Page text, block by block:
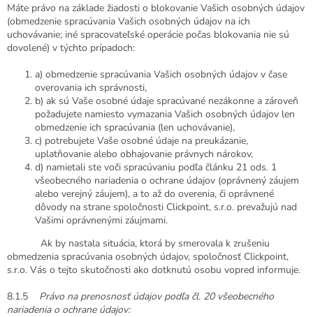
Máte právo na základe žiadosti o blokovanie Vašich osobných údajov
(obmedzenie spracúvania Vašich osobných údajov na ich
uchovávanie; iné spracovateľské operácie počas blokovania nie sú
dovolené) v týchto prípadoch:
a) obmedzenie spracúvania Vašich osobných údajov v čase
overovania ich správnosti,
b) ak sú Vaše osobné údaje spracúvané nezákonne a zároveň
požadujete namiesto vymazania Vašich osobných údajov len
obmedzenie ich spracúvania (len uchovávanie),
c) potrebujete Vaše osobné údaje na preukázanie,
uplatňovanie alebo obhajovanie právnych nárokov,
d) namietali ste voči spracúvaniu podľa článku 21 ods. 1
všeobecného nariadenia o ochrane údajov (oprávnený záujem
alebo verejný záujem), a to až do overenia, či oprávnené
dôvody na strane spoločnosti Clickpoint, s.r.o. prevažujú nad
Vašimi oprávnenými záujmami.
Ak by nastala situácia, ktorá by smerovala k zrušeniu
obmedzenia spracúvania osobných údajov, spoločnosť Clickpoint,
s.r.o. Vás o tejto skutočnosti ako dotknutú osobu vopred informuje.
8.1.5 Právo na prenosnosť údajov podľa čl. 20 všeobecného
nariadenia o ochrane údajov: